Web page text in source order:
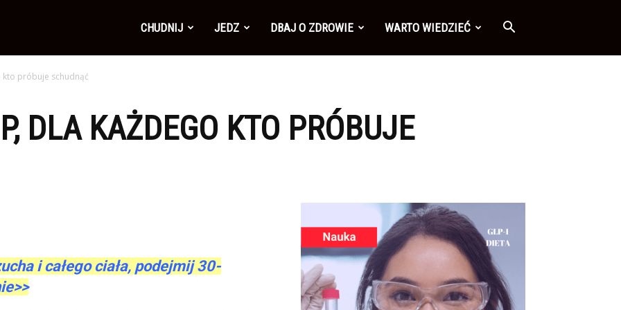
CHUDNIJ JEDZ DBAJ O ZDROWIE WARTO WIEDZIEĆ
kto próbuje schudnąć
DLA KAŻDEGO KTO PRÓBUJE
i całego ciała, podejmij 30-